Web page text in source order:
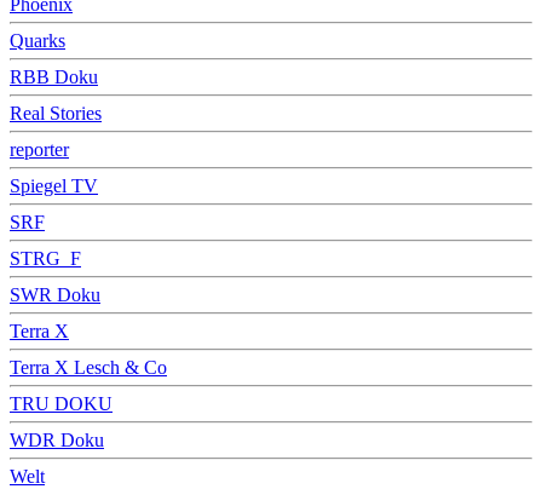
Quarks
RBB Doku
Real Stories
reporter
Spiegel TV
SRF
STRG_F
SWR Doku
Terra X
Terra X Lesch & Co
TRU DOKU
WDR Doku
Welt